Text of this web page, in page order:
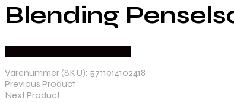
Blending
Varenummer (SKU): 5711914102418
Previous Product
Next Product